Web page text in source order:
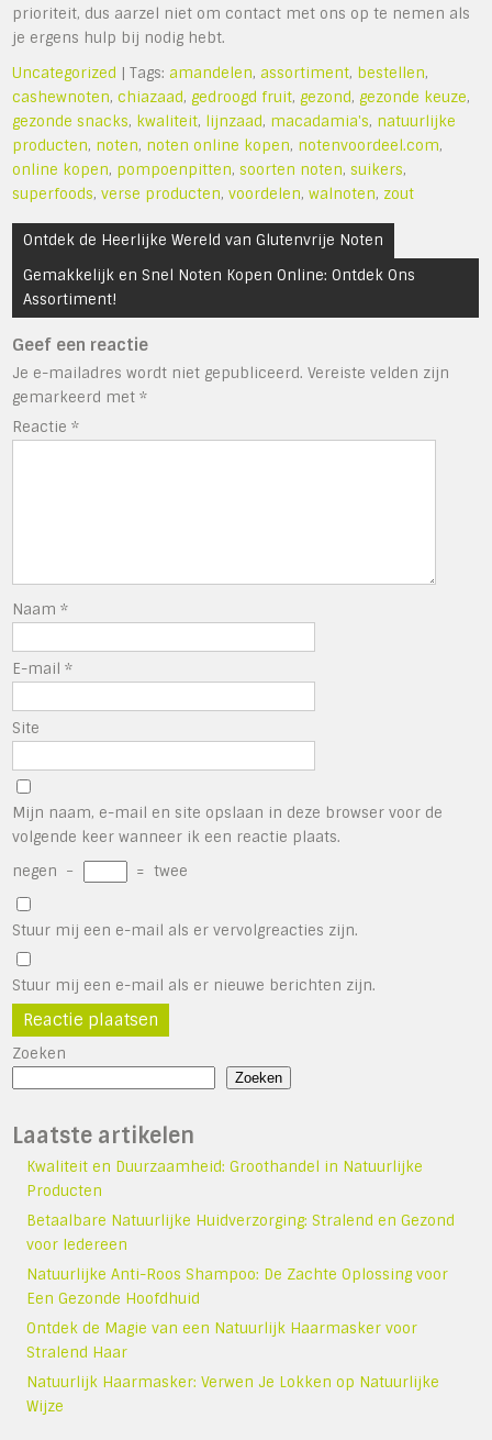
prioriteit, dus aarzel niet om contact met ons op te nemen als
je ergens hulp bij nodig hebt.
Uncategorized | Tags: amandelen, assortiment, bestellen,
cashewnoten,chiazaad,gedroogd fruit,gezond,gezonde keuze,
gezonde snacks, kwaliteit, lijnzaad, macadamia's, natuurlijke
producten, noten, noten online kopen, notenvoordeel.com,
online kopen, pompoenpitten,soorten noten,suikers,
superfoods,verse producten,voordelen,walnoten, zout
Bericht
navigatie
Ontdek de Heerlijke Wereld van Glutenvrije Noten
Gemakkelijk en Snel Noten Kopen Online: Ontdek Ons
Assortiment!
Geef een reactie
Je e-mailadres wordt niet gepubliceerd. Vereiste velden zijn
gemarkeerd met*
Reactie*
Naam*
E-mail*
Site
Mijn naam, e-mail en site opslaan in deze browser voor de
volgende keer wanneer ik een reactie plaats.
negen − = twee
Stuur mij een e-mail als er vervolgreacties zijn.
Stuur mij een e-mail als er nieuwe berichten zijn.
Zoeken
Zoeken
Laatste artikelen
Kwaliteit en Duurzaamheid: Groothandel in Natuurlijke
Producten
Betaalbare Natuurlijke Huidverzorging: Stralend en Gezond
voor Iedereen
Natuurlijke Anti-Roos Shampoo: De Zachte Oplossing voor
Een Gezonde Hoofdhuid
Ontdek de Magie van een Natuurlijk Haarmasker voor
Stralend Haar
Natuurlijk Haarmasker: Verwen Je Lokken op Natuurlijke
Wijze